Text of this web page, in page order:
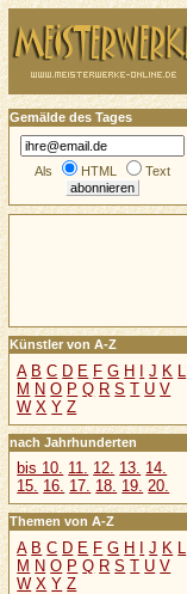
Gemälde des Tages
Als HTML Text
Künstler von A-Z
A B C D E F G H J K L
M N O P Q R S T U V
W X Y Z
nach Jahrhunderten
bis 10. 11. 12. 13. 14.
15. 16. 17. 18. 19. 20.
Themen von A-Z
A B C D E F G H I J K L
M N O P Q R S T U V
W X Y Z